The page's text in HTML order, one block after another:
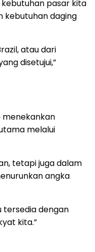
kebutuhan pasar kita
kebutuhan daging
atau dari
disetujui,”
menekankan
melalui
tetapi juga dalam
angka
tersedia dengan
kita.”